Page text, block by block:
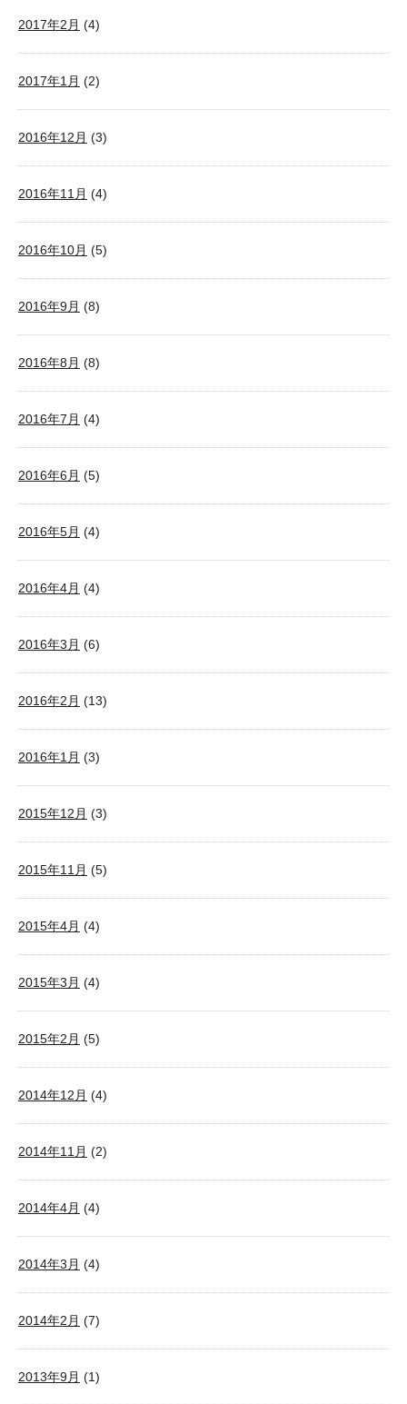
2017年2月 (4)
2017年1月 (2)
2016年12月 (3)
2016年11月 (4)
2016年10月 (5)
2016年9月 (8)
2016年8月 (8)
2016年7月 (4)
2016年6月 (5)
2016年5月 (4)
2016年4月 (4)
2016年3月 (6)
2016年2月 (13)
2016年1月 (3)
2015年12月 (3)
2015年11月 (5)
2015年4月 (4)
2015年3月 (4)
2015年2月 (5)
2014年12月 (4)
2014年11月 (2)
2014年4月 (4)
2014年3月 (4)
2014年2月 (7)
2013年9月 (1)